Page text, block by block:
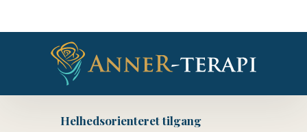
Helhedsorienteret tilgang